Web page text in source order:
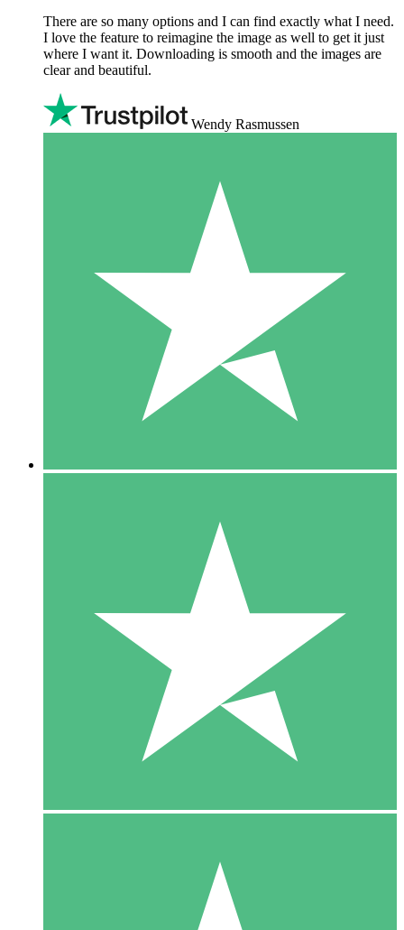
There are so many options and I can find exactly what I need.
I love the feature to reimagine the image as well to get it just
where I want it. Downloading is smooth and the images are
clear and beautiful.
Wendy Rasmussen